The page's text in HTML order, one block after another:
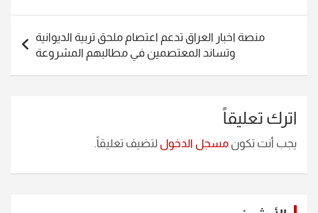
منصة اخبار العراق تدعم اعتصام ملحق تربية الديوانية
وتساند المعتصمين في مطالبهم المشروعة
اترك تعليقاً
يجب أنت تكون مسجل الدخول لتضيف تعليقاً.